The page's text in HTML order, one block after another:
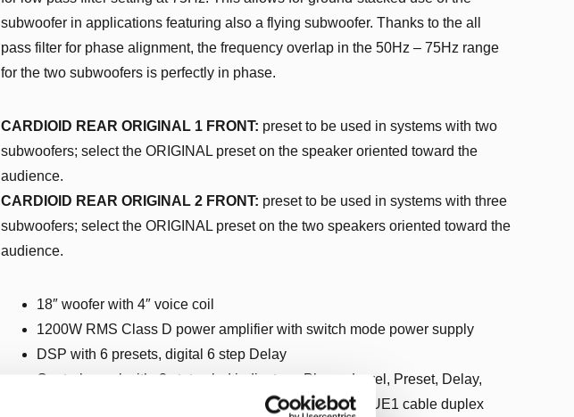
subwoofer in applications featuring also a flying subwoofer. Thanks to the all
pass filter for phase alignment, the frequency overlap in the 50Hz – 75Hz range
for the two subwoofers is perfectly in phase.
CARDIOID REAR ORIGINAL 1 FRONT: preset to be used in systems with two
subwoofers; select the ORIGINAL preset on the speaker oriented toward the
audience.
CARDIOID REAR ORIGINAL 2 FRONT: preset to be used in systems with three
subwoofers; select the ORIGINAL preset on the two speakers oriented toward the
audience.
18″ woofer with 4″ voice coil
1200W RMS Class D power amplifier with switch mode power supply
DSP with 6 presets, digital 6 step Delay
Control panel with: 3 status led indicators, Phase, Level, Preset, Delay,
stereo XLR in/link, Power supply with powerCON TRUE1 cable duplex